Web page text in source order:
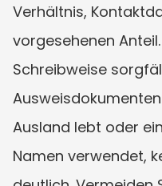
Verhältnis,
vorgesehenen
Schreibweise
Ausland lebt oder
Namen verwendet,